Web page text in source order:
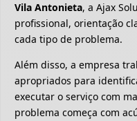
Vila Antonieta, a Ajax
profissional, orientação
cada tipo de problema.
Além disso, a empresa
apropriados para
executar o serviço com
problema começa com